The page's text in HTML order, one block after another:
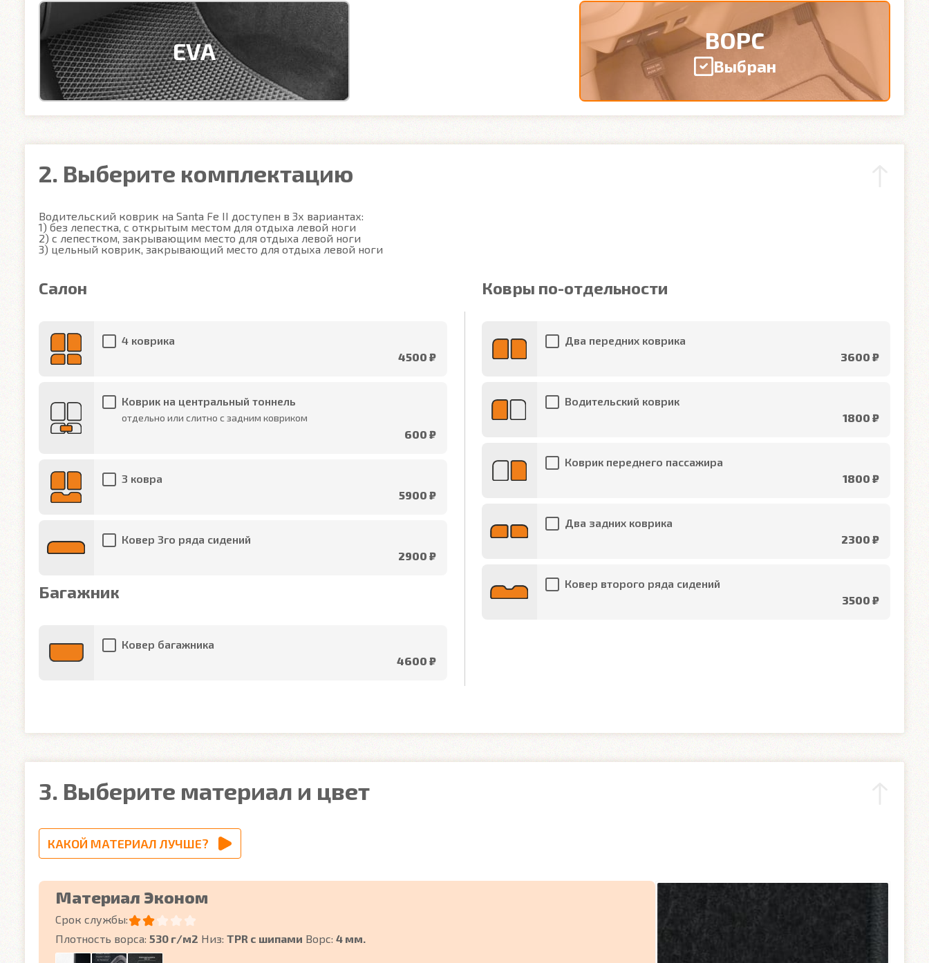
EVA ВОРС
Выбран
2. Выберите комплектацию
Водительский коврик на Santa Fe II доступен в 3х вариантах:
1) без лепестка, с открытым местом для отдыха левой ноги
2) с лепестком, закрывающим место для отдыха левой ноги
3) цельный коврик, закрывающий место для отдыха левой ноги
Салон
4 коврика
4500 ₽
Коврик на центральный тоннель
отдельно или слитно с задним ковриком
600 ₽
3 ковра
5900 ₽
Ковер 3го ряда сидений
2900 ₽
Багажник
Ковер багажника
4600 ₽
Ковры по-отдельности
Два передних коврика
3600 ₽
Водительский коврик
1800 ₽
Коврик переднего пассажира
1800 ₽
Два задних коврика
2300 ₽
Ковер второго ряда сидений
3500 ₽
3. Выберите материал и цвет
КАКОЙ МАТЕРИАЛ ЛУЧШЕ?
Материал Эконом
Срок службы:
Плотность ворса: 530 г/м2 Низ: TPR с шипами Ворс: 4 мм.